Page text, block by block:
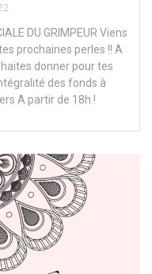
DU GRIMPEUR Viens
prochaines perles !! A
donner pour tes
des fonds à
A partir de 18h !